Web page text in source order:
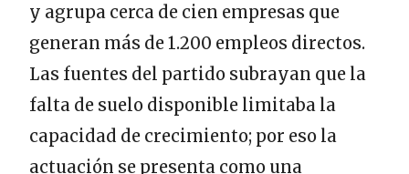
y agrupa cerca de cien empresas que
generan más de 1.200 empleos directos.
Las fuentes del partido subrayan que la
falta de suelo disponible limitaba la
capacidad de crecimiento; por eso la
actuación se presenta como una